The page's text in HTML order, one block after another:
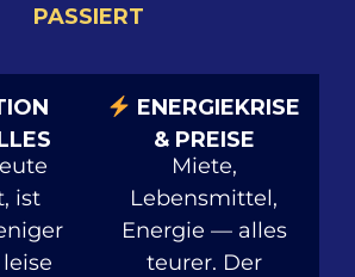
PASSIERT
ist
ENERGIEKRISE
& PREISE
Miete,
Lebensmittel,
Energie — alles
teurer. Der